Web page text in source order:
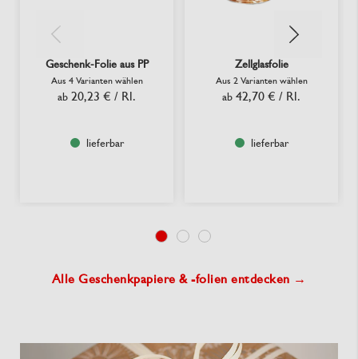
Geschenk-Folie aus PP
Aus 4 Varianten wählen
ab 20,23 € / Rl.
lieferbar
Zellglasfolie
Aus 2 Varianten wählen
ab 42,70 € / Rl.
lieferbar
Alle Geschenkpapiere & -folien entdecken →